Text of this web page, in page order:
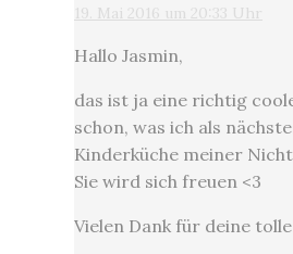
19. Mai 2016 um 20:33 Uhr
Hallo Jasmin,
das ist ja eine richtig
schon, was ich als
Kinderküche meiner
Sie wird sich freuen <3
Vielen Dank für deine